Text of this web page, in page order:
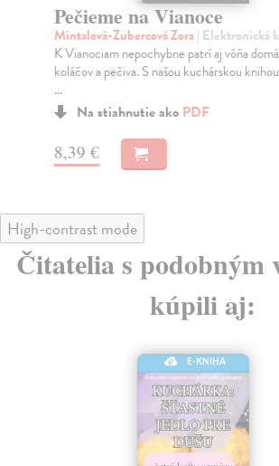
Pečieme na Vianoce
Mintalová-Zubercová Zora| Elektronická
K Vianociam nepochybne patrí aj vôňa
koláčov a pečiva. S našou kuchárskou
...
Na stiahnutie ako PDF
8,39 €
High-contrast mode
Čitatelia s podobným
kúpili aj:
E-KNIHA